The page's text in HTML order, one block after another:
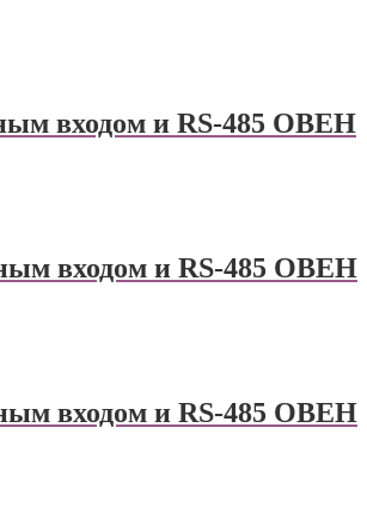
входом и RS-485 ОВЕН
входом и RS-485 ОВЕН
входом и RS-485 ОВЕН